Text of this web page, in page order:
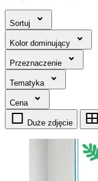
Sortuj
Kolor dominujący
Przeznaczenie
Tematyka
Cena
Duże zdjęcie